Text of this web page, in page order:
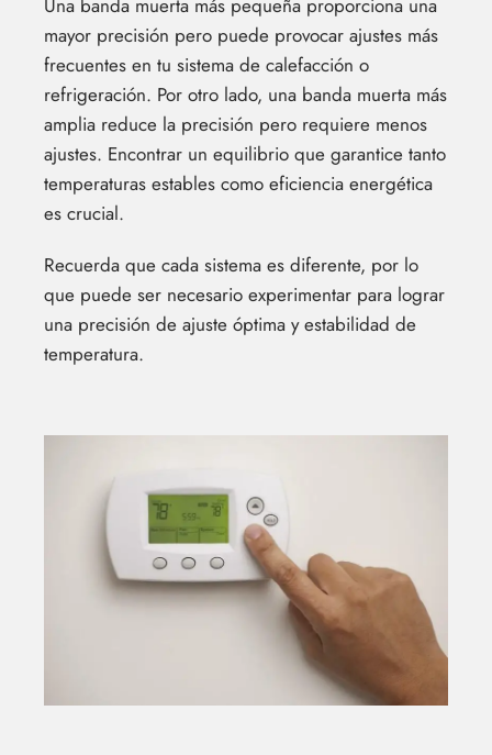
Una banda muerta más pequeña proporciona una
mayor precisión pero puede provocar ajustes más
frecuentes en tu sistema de calefacción o
refrigeración. Por otro lado, una banda muerta más
amplia reduce la precisión pero requiere menos
ajustes. Encontrar un equilibrio que garantice tanto
temperaturas estables como eficiencia energética
es crucial.
Recuerda que cada sistema es diferente, por lo
que puede ser necesario experimentar para lograr
una precisión de ajuste óptima y estabilidad de
temperatura.